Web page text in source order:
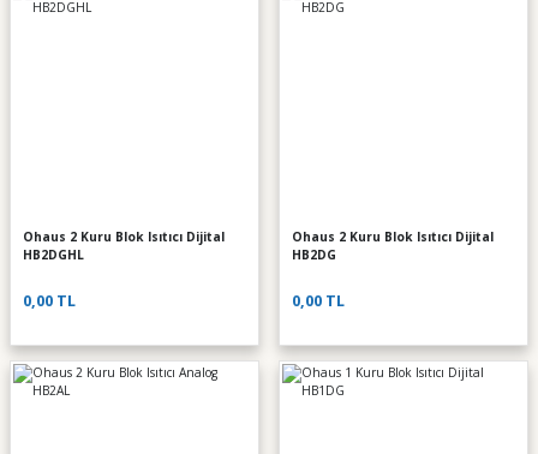
Ohaus 2 Kuru Blok Isıtıcı Dijital
HB2DGHL
0,00 TL
Ohaus 2 Kuru Blok Isıtıcı Dijital
HB2DG
0,00 TL